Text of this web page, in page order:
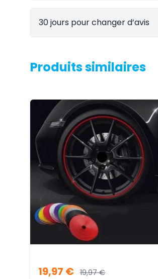
30 jours pour changer d’avis
Produits similaires
19,97 € 19,97€